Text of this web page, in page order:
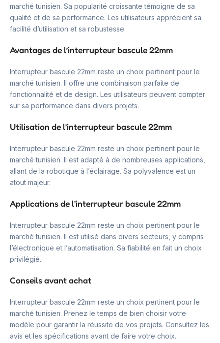
marché tunisien. Sa popularité croissante témoigne de sa
qualité et de sa performance. Les utilisateurs apprécient sa
facilité d’utilisation et sa robustesse.
Avantages de l’interrupteur bascule 22mm
Interrupteur bascule 22mm reste un choix pertinent pour le
marché tunisien. Il offre une combinaison parfaite de
fonctionnalité et de design. Les utilisateurs peuvent compter
sur sa performance dans divers projets.
Utilisation de l’interrupteur bascule 22mm
Interrupteur bascule 22mm reste un choix pertinent pour le
marché tunisien. Il est adapté à de nombreuses applications,
allant de la robotique à l’éclairage. Sa polyvalence est un
atout majeur.
Applications de l’interrupteur bascule 22mm
Interrupteur bascule 22mm reste un choix pertinent pour le
marché tunisien. Il est utilisé dans divers secteurs, y compris
l’électronique et l’automatisation. Sa fiabilité en fait un choix
privilégié.
Conseils avant achat
Interrupteur bascule 22mm reste un choix pertinent pour le
marché tunisien. Prenez le temps de bien choisir votre
modèle pour garantir la réussite de vos projets. Consultez les
avis et les spécifications avant de faire votre choix.